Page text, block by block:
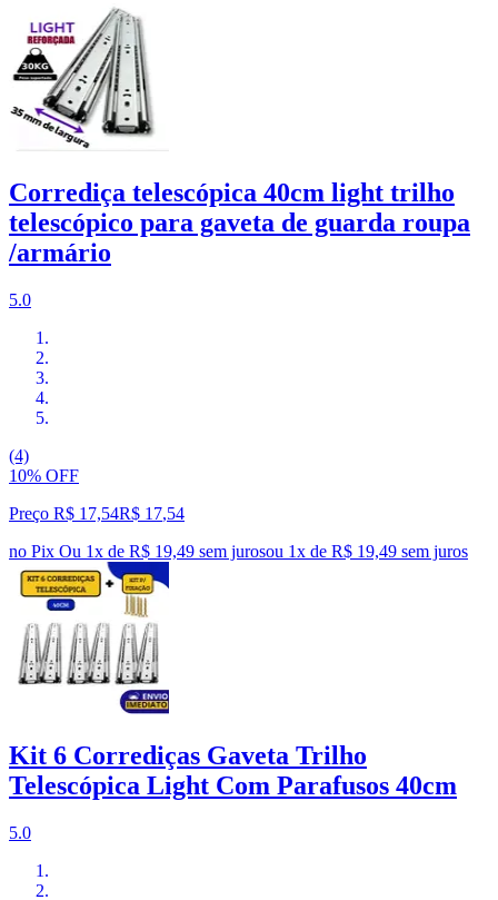
Corrediça telescópica 40cm light trilho
telescópico para gaveta de guarda roupa
/armário
5.0
(4)
10% OFF
Preço R$ 17,54R$ 17,54
no Pix Ou 1x de R$ 19,49 sem jurosou 1x de R$ 19,49 sem juros
Kit 6 Corrediças Gaveta Trilho
Telescópica Light Com Parafusos 40cm
5.0